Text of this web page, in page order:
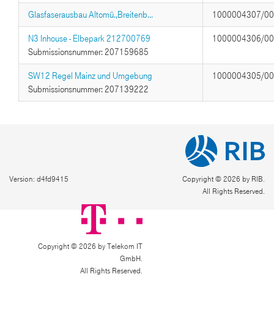
Glasfaserausbau Altomü.,Breitenb... 1000004307/
N3 Inhouse - Elbepark 212700769
Submissionsnummer: 207159685
1000004306/
SW12 Regel Mainz und Umgebung
Submissionsnummer: 207139222
1000004305/
Version: d4fd9415
Copyright © 2026 by RIB.
All Rights Reserved.
Copyright © 2026 by Telekom IT
GmbH.
All Rights Reserved.